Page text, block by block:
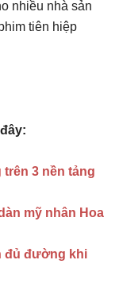
nhiều nhà sản
tiên hiệp
3 nền tảng
mỹ nhân Hoa
đủ đường khi